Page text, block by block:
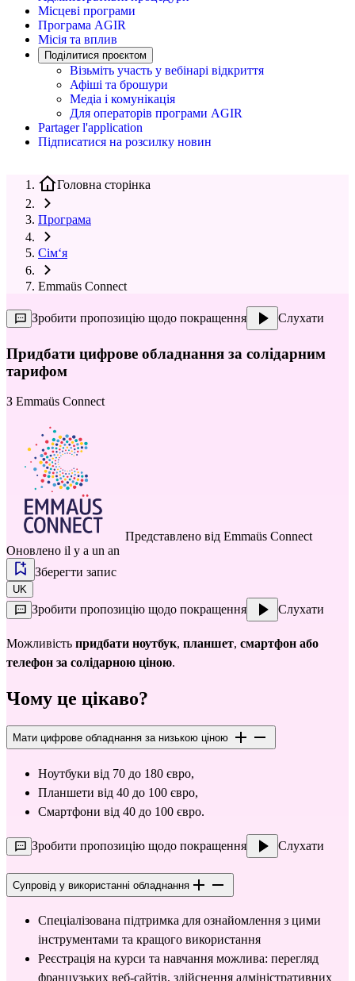
Місцеві програми
Програма AGIR
Місія та вплив
Поділитися проєктом
Візьміть участь у вебінарі відкриття
Афіші та брошури
Медіа і комунікація
Для операторів програми AGIR
Partager l'application
Підписатися на розсилку новин
Головна сторінка
Програма
Сім‘я
Emmaüs Connect
Зробити пропозицію щодо покращення Слухати
Придбати цифрове обладнання за солідарним
тарифом
З Emmaüs Connect
Представлено від Emmaüs Connect
Оновлено il y a un an
Зберегти запис
UK
Зробити пропозицію щодо покращення Слухати
Можливість придбати ноутбук, планшет, смартфон або
телефон за солідарною ціною.
Чому це цікаво?
Мати цифрове обладнання за низькою ціною
Ноутбуки від 70 до 180 євро,
Планшети від 40 до 100 євро,
Смартфони від 40 до 100 євро.
Зробити пропозицію щодо покращення Слухати
Супровід у використанні обладнання
Спеціалізована підтримка для ознайомлення з цими
інструментами та кращого використання
Реєстрація на курси та навчання можлива: перегляд
французьких веб-сайтів, здійснення адміністративних